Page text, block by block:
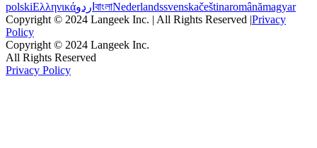
polskiΕλληνικάاردو বাংলাNederlandssvenskačeštinaromânămagyar
Copyright © 2024 Langeek Inc. | All Rights Reserved |Privacy
Policy
Copyright © 2024 Langeek Inc.
All Rights Reserved
Privacy Policy